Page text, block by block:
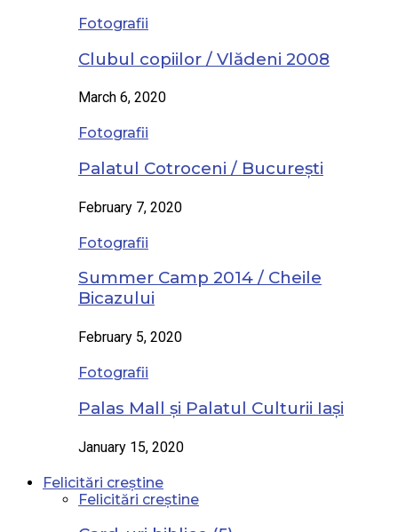
Fotografii
Clubul copiilor / Vlădeni 2008
March 6, 2020
Fotografii
Palatul Cotroceni / București
February 7, 2020
Fotografii
Summer Camp 2014 / Cheile
Bicazului
February 5, 2020
Fotografii
Palas Mall și Palatul Culturii Iași
January 15, 2020
Felicitări creștine
Felicitări creștine